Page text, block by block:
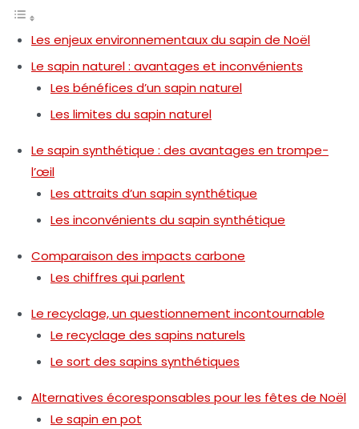
Les enjeux environnementaux du sapin de Noël
Le sapin naturel : avantages et inconvénients
Les bénéfices d’un sapin naturel
Les limites du sapin naturel
Le sapin synthétique : des avantages en trompe-
l’œil
Les attraits d’un sapin synthétique
Les inconvénients du sapin synthétique
Comparaison des impacts carbone
Les chiffres qui parlent
Le recyclage, un questionnement incontournable
Le recyclage des sapins naturels
Le sort des sapins synthétiques
Alternatives écoresponsables pour les fêtes de Noël
Le sapin en pot